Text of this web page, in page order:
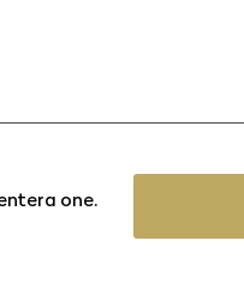
one.